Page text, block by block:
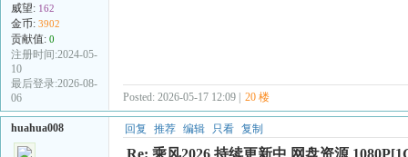
威望: 162
金币: 3902
贡献值: 0
注册时间:2024-05-
10
最后登录:2026-08-
06
Posted: 2026-05-17 12:09 | 20 楼
huahua008 回复 推荐 编辑 只看 复制
Re: 乘风2026 持续更新中 网盘资源